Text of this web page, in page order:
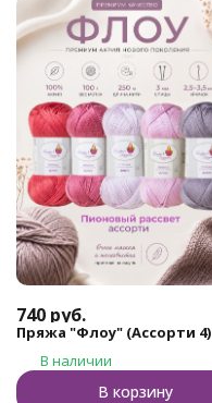
740 руб.
Пряжа "Флоу" (Ассорти 4)
В наличии
В корзину